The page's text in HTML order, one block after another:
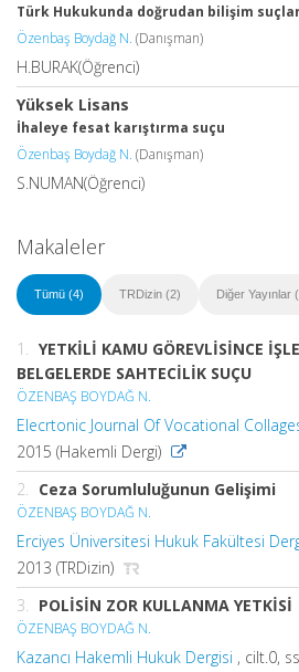
Türk Hukukunda doğrudan bilişim
Özenbaş Boydağ N. (Danışman)
H.BURAK(Öğrenci)
Yüksek Lisans
İhaleye fesat karıştırma suçu
Özenbaş Boydağ N. (Danışman)
S.NUMAN(Öğrenci)
Makaleler
Tümü (4) TRDizin (2) Diğer Yayınlar
1.
YETKİLİ KAMU GÖREVLİSİNCE
BELGELERDE SAHTECİLİK SUÇU
ÖZENBAŞ BOYDAĞ N.
Elecrtonic Journal Of Vocational
2015 (Hakemli Dergi)
2. Ceza Sorumluluğunun Gelişimi
ÖZENBAŞ BOYDAĞ N.
Erciyes Üniversitesi Hukuk Fakültesi
2013 (TRDizin)
3. POLİSİN ZOR KULLANMA YETKİSİ
ÖZENBAŞ BOYDAĞ N.
Kazancı Hakemli Hukuk Dergisi , cilt.0,